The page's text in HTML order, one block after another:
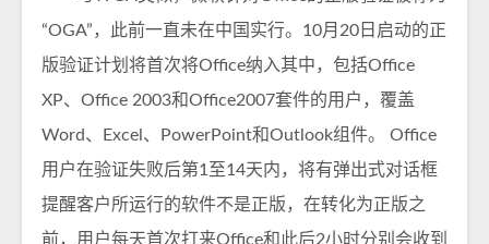
“OGA”，此前一直未在中国实行。10月20日启动的正
版验证计划将首次将Office纳入其中，包括Office
XP、Office 2003和Office2007套件的用户，覆盖
Word、Excel、PowerPoint和Outlook组件。 Office
用户在验证失败后第1至14天内，将有弹出式对话框
提醒客户所运行的软件不是正版，在转化为正版之
前，用户每天首次打来Office和此后2小时分别会收到